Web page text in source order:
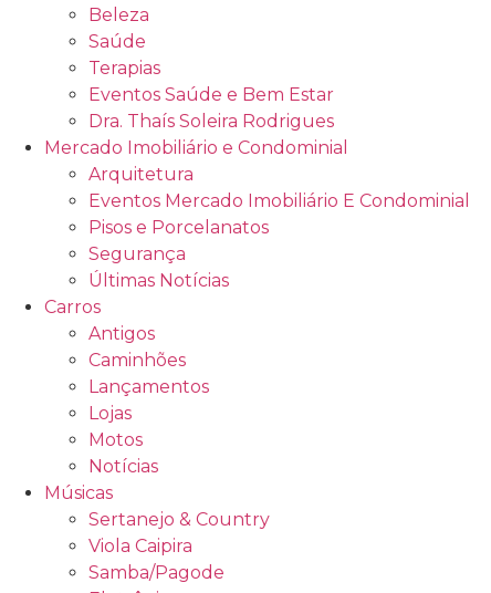
Beleza
Saúde
Terapias
Eventos Saúde e Bem Estar
Dra. Thaís Soleira Rodrigues
Mercado Imobiliário e Condominial
Arquitetura
Eventos Mercado Imobiliário E Condominial
Pisos e Porcelanatos
Segurança
Últimas Notícias
Carros
Antigos
Caminhões
Lançamentos
Lojas
Motos
Notícias
Músicas
Sertanejo & Country
Viola Caipira
Samba/Pagode